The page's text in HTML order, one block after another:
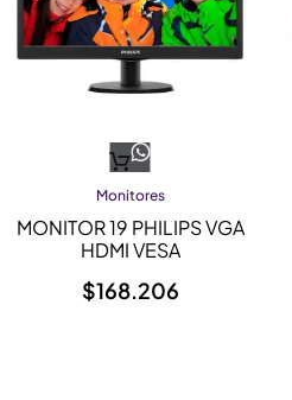
Monitores
MONITOR 19 PHILIPS VGA
HDMI VESA
$168.206